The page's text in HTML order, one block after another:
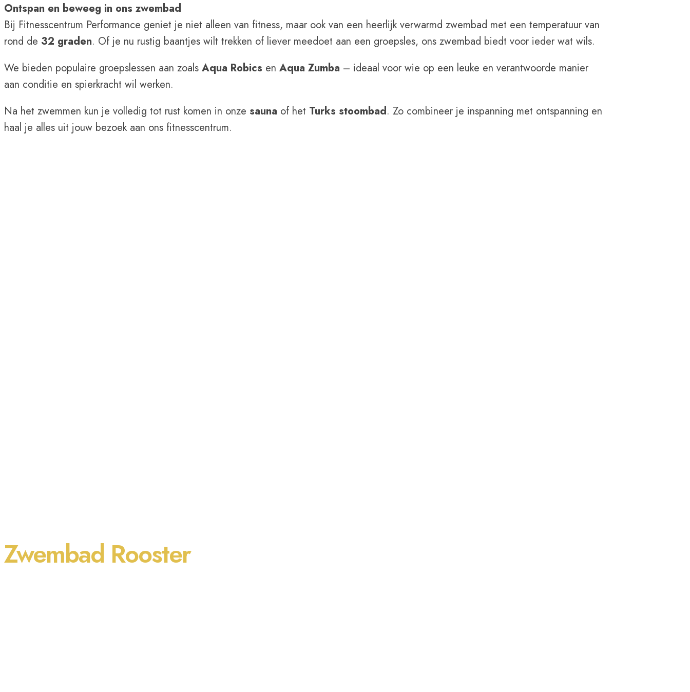
Ontspan en beweeg in ons zwembad
Bij Fitnesscentrum Performance geniet je niet alleen van fitness, maar ook van een heerlijk verwarmd zwembad met een temperatuur van
rond de 32 graden. Of je nu rustig baantjes wilt trekken of liever meedoet aan een groepsles, ons zwembad biedt voor ieder wat wils.
We bieden populaire groepslessen aan zoals Aqua Robics en Aqua Zumba – ideaal voor wie op een leuke en verantwoorde manier
aan conditie en spierkracht wil werken.
Na het zwemmen kun je volledig tot rust komen in onze sauna of het Turks stoombad. Zo combineer je inspanning met ontspanning en
haal je alles uit jouw bezoek aan ons fitnesscentrum.
Zwembad Rooster